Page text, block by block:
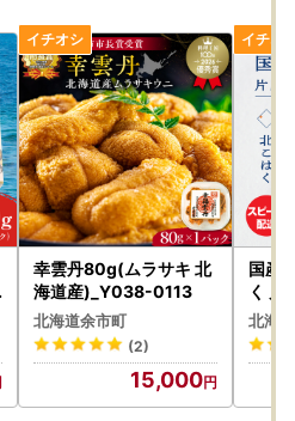
幸雲丹80g(ムラサキ 北
海道産)_Y038-0113
北海道余市町
(2)
15,000
国産
く 片
添加
み 高
ト カ
ウイ
北海